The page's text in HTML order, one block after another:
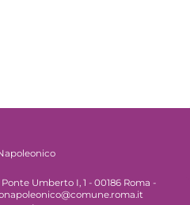
Umberto I, 1 - 00186 Roma -